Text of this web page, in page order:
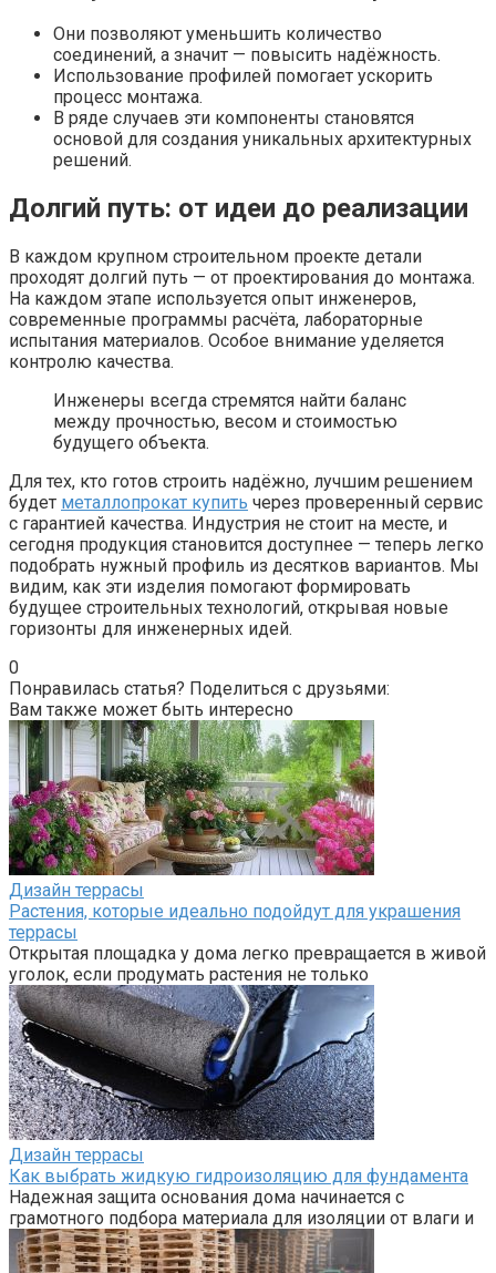
Они позволяют уменьшить количество
соединений, а значит — повысить надёжность.
Использование профилей помогает ускорить
процесс монтажа.
В ряде случаев эти компоненты становятся
основой для создания уникальных архитектурных
решений.
Долгий путь: от идеи до реализации
В каждом крупном строительном проекте детали
проходят долгий путь — от проектирования до монтажа.
На каждом этапе используется опыт инженеров,
современные программы расчёта, лабораторные
испытания материалов. Особое внимание уделяется
контролю качества.
Инженеры всегда стремятся найти баланс
между прочностью, весом и стоимостью
будущего объекта.
Для тех, кто готов строить надёжно, лучшим решением
будет металлопрокат купить через проверенный сервис
с гарантией качества. Индустрия не стоит на месте, и
сегодня продукция становится доступнее — теперь легко
подобрать нужный профиль из десятков вариантов. Мы
видим, как эти изделия помогают формировать
будущее строительных технологий, открывая новые
горизонты для инженерных идей.
0
Понравилась статья? Поделиться с друзьями:
Вам также может быть интересно
Дизайн террасы
Растения, которые идеально подойдут для украшения
террасы
Открытая площадка у дома легко превращается в живой
уголок, если продумать растения не только
Дизайн террасы
Как выбрать жидкую гидроизоляцию для фундамента
Надежная защита основания дома начинается с
грамотного подбора материала для изоляции от влаги и